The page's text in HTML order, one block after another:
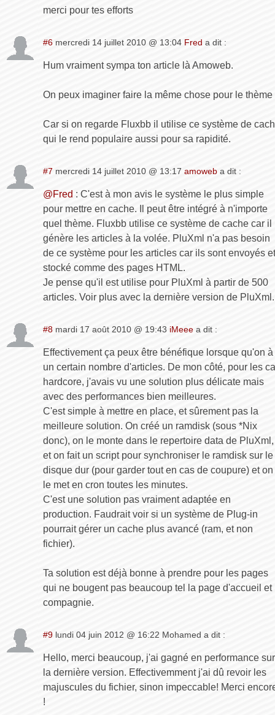
merci pour tes efforts
#6 mercredi 14 juillet 2010 @ 13:04 Fred a dit :
Hum vraiment sympa ton article là Amoweb.
On peux imaginer faire la même chose pour le thème
Car si on regarde Fluxbb il utilise ce système de
qui le rend populaire aussi pour sa rapidité.
#7 mercredi 14 juillet 2010 @ 13:17 amoweb a dit :
@Fred : C'est à mon avis le système le plus simple
pour mettre en cache. Il peut être intégré à n'importe
quel thème. Fluxbb utilise ce système de cache car il
génère les articles à la volée. PluXml n'a pas besoin
de ce système pour les articles car ils sont envoyés et
stocké comme des pages HTML.
Je pense qu'il est utilise pour PluXml à partir de 500
articles. Voir plus avec la dernière version de PluXml.
#8 mardi 17 août 2010 @ 19:43 iMeee a dit :
Effectivement ça peux être bénéfique lorsque qu'on à
un certain nombre d'articles. De mon côté, pour les
hardcore, j'avais vu une solution plus délicate mais
avec des performances bien meilleures.
C'est simple à mettre en place, et sûrement pas la
meilleure solution. On créé un ramdisk (sous *Nix
donc), on le monte dans le repertoire data de PluXml,
et on fait un script pour synchroniser le ramdisk sur le
disque dur (pour garder tout en cas de coupure) et on
le met en cron toutes les minutes.
C'est une solution pas vraiment adaptée en
production. Faudrait voir si un système de Plug-in
pourrait gérer un cache plus avancé (ram, et non
fichier).
Ta solution est déjà bonne à prendre pour les pages
qui ne bougent pas beaucoup tel la page d'accueil et
compagnie.
#9 lundi 04 juin 2012 @ 16:22 Mohamed a dit :
Hello, merci beaucoup, j'ai gagné en performance sur
la dernière version. Effectivemment j'ai dû revoir les
majuscules du fichier, sinon impeccable! Merci
!